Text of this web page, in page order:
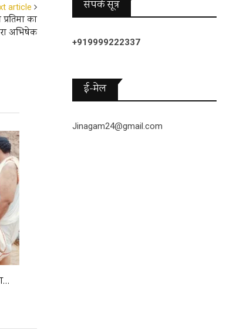
article
का
अभिषेक
संपर्क सूत्र
+919999222337
ई-मेल
Jinagam24@gmail.com